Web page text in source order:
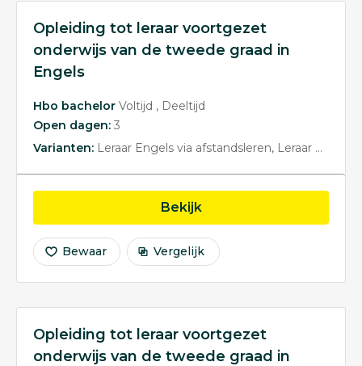
Opleiding tot leraar voortgezet
onderwijs van de tweede graad in
Engels
Hbo bachelor Voltijd
Deeltijd
Open dagen: 3
Varianten: Leraar Engels via afstandsleren Leraar Engels via afstandsleren
Bekijkopleiding Opleiding tot
Bewaar Vergelijk
Opleiding tot leraar voortgezet
onderwijs van de tweede graad in